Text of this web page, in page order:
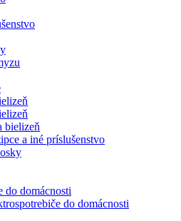
bielizeň
a iné príslušenstvo
do domácnosti
do domácnosti